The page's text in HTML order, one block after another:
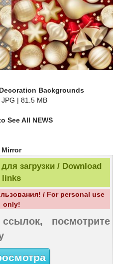
Backgrounds
| 81.5 MB
See All NEWS
Mirror
загрузки / Download
links
/ For personal use
only!
посмотрите